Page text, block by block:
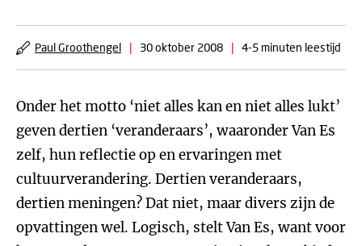
Paul Groothengel | 30 oktober 2008 | 4-5 minuten leestijd
Onder het motto ‘niet alles kan en niet alles lukt’
geven dertien ‘veranderaars’, waaronder Van Es
zelf, hun reflectie op en ervaringen met
cultuurverandering. Dertien veranderaars,
dertien meningen? Dat niet, maar divers zijn de
opvattingen wel. Logisch, stelt Van Es, want voor